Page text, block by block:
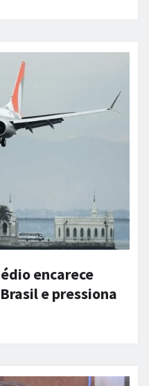
encarece
e pressiona